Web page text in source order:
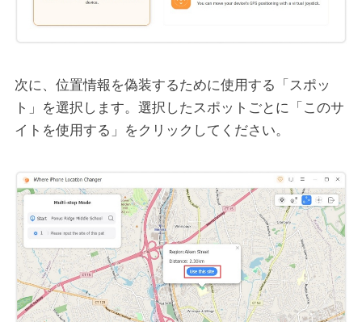
次に、位置情報を偽装するために使用する「スポッ
ト」を選択します。選択したスポットごとに「このサ
イトを使用する」をクリックしてください。